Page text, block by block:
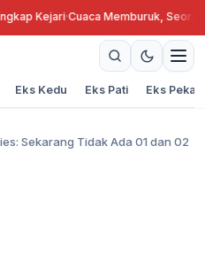
Kejari·Cuaca Memburuk, Seorang
Eks Kedu Eks Pati Eks
Sekarang Tidak Ada 01 dan 02